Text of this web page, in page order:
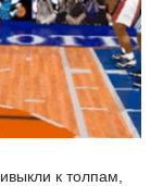
к толпам,